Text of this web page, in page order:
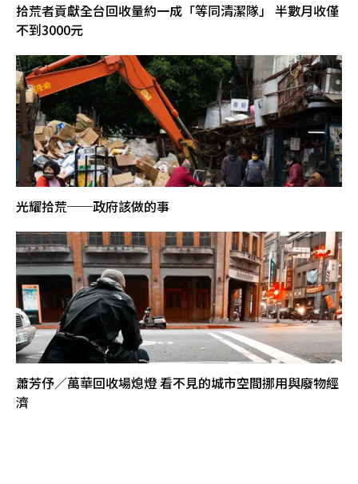
拾荒者貢獻全台回收量約一成「等同清潔隊」 半數月收僅
不到3000元
光耀拾荒──政府該做的事
蕭芳伃／萬華回收場熄燈 看不見的城市空間挪用與廢物經
濟